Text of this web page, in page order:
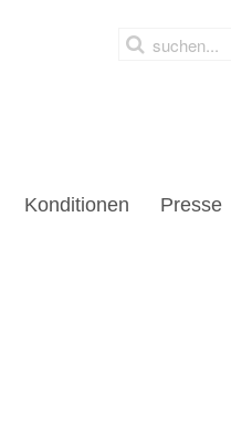
Konditionen Presse